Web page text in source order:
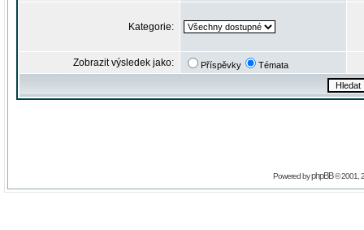
Kategorie:
Zobrazit výsledek jako: Příspěvky Témata
Powered byphpBB© 2001,